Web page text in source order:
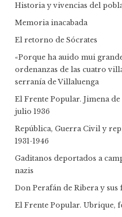
Historia y vivencias del
Memoria inacabada
El retorno de Sócrates
«Porque ha auido mui
ordenanzas de las cuatro
serranía de Villaluenga
El Frente Popular. Jimena
julio 1936
República, Guerra Civil y
1931-1946
Gaditanos deportados a
nazis
Don Perafán de Ribera y
El Frente Popular. Ubrique,